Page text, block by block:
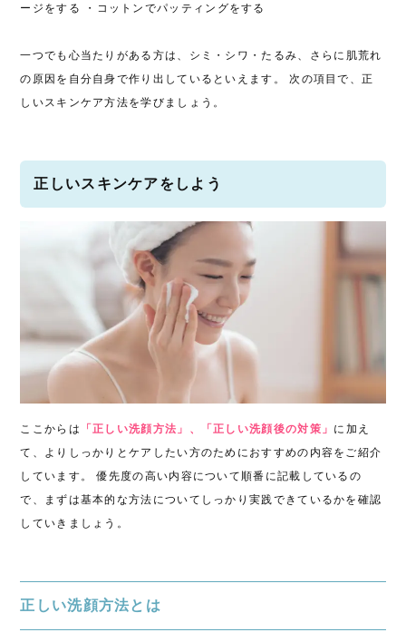
ージをする ・
コットンでパッティングをする
一つでも心当たりがある方は、 シミ・シワ・たるみ、さらに 肌荒れ
の原因を自分自身で作り出しているといえます。 次の項目で、正
しいスキンケア方法を学びましょう。
正しいスキンケアをしよう
ここからは 「正しい洗顔方法」、「正しい洗顔後の対策」 に加え
て、よりしっかりとケアしたい方のためにおすすめの内容をご紹介
しています。 優先度の高い内容について順番に記載しているの
で、まずは基本的な方法についてしっかり実践できているかを確認
していきましょう。
正しい洗顔方法とは